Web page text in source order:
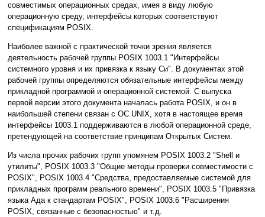
совместимых операционных средах, имея в виду любую
операционную среду, интерфейсы которых соответствуют
спецификациям POSIX.
Наиболее важной с практической точки зрения является
деятельность рабочей группы POSIX 1003.1 "Интерфейсы
системного уровня и их привязка к языку Си". В документах этой
рабочей группы определяются обязательные интерфейсы между
прикладной программой и операционной системой. С выпуска
первой версии этого документа началась работа POSIX, и он в
наибольшей степени связан с ОС UNIX, хотя в настоящее время
интерфейсы 1003.1 поддерживаются в любой операционной среде,
претендующей на соответствие принципам Открытых Систем.
Из числа прочих рабочих групп упомянем POSIX 1003.2 "Shell и
утилиты", POSIX 1003.3 "Общие методы проверки совместимости с
POSIX", POSIX 1003.4 "Средства, предоставляемые системой для
прикладных программ реального времени", POSIX 1003.5 "Привязка
языка Ада к стандартам POSIX", POSIX 1003.6 "Расширения
POSIX, связанные с безопасностью" и т.д.